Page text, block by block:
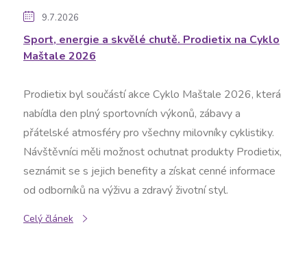
9.7.2026
Sport, energie a skvělé chutě. Prodietix na Cyklo
Maštale 2026
Prodietix byl součástí akce Cyklo Maštale 2026, která
nabídla den plný sportovních výkonů, zábavy a
přátelské atmosféry pro všechny milovníky cyklistiky.
Návštěvníci měli možnost ochutnat produkty Prodietix,
seznámit se s jejich benefity a získat cenné informace
od odborníků na výživu a zdravý životní styl.
Celý článek